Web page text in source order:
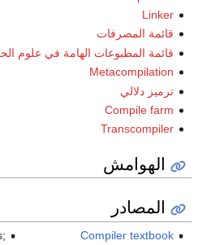
Linker
قائمة المصرفات
قائمة المطبوعات الهامة في علوم
Metacompilation
ترميز دلالي
Compile farm
Transcompiler
الهوامش
المصادر
Compiler textbook